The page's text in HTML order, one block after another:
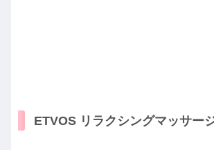
ETVOS リラクシングマッサー